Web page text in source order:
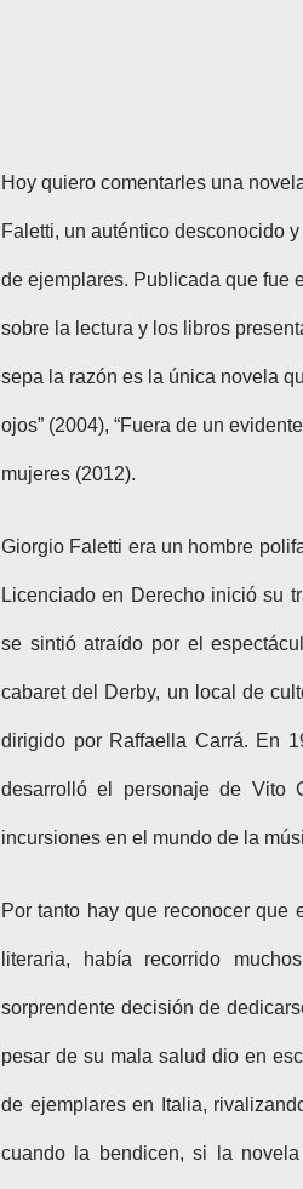
Hoy quiero comentarles una
Faletti, un auténtico desconocido
de ejemplares. Publicada que fue
sobre la lectura y los libros
sepa la razón es la única novela
ojos” (2004), “Fuera de un
mujeres (2012).
Giorgio Faletti era un hombre
Licenciado en Derecho inició su
se sintió atraído por el
cabaret del Derby, un local de
dirigido por Raffaella Carrá. En
desarrolló el personaje de Vito
incursiones en el mundo de la
Por tanto hay que reconocer que
literaria, había recorrido
sorprendente decisión de
pesar de su mala salud dio en
de ejemplares en Italia,
cuando la bendicen, si la